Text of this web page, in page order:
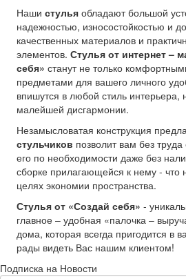
Наши стулья обладают большой
надежностью, износостойкостью и
качественных материалов и
элементов. Стулья от интернет –
себя» станут не только
предметами для вашего личного
впишутся в любой стиль интерьера,
малейшей дисгармонии.
Незамысловатая конструкция
стульчиков позволит вам без
его по необходимости даже без
сборке прилагающейся к нему -
целях экономии пространства.
Стулья от «Создай себя» -
главное – удобная «палочка –
дома, которая всегда пригодится
рады видеть Вас нашим клиентом!
Подписка на Новости